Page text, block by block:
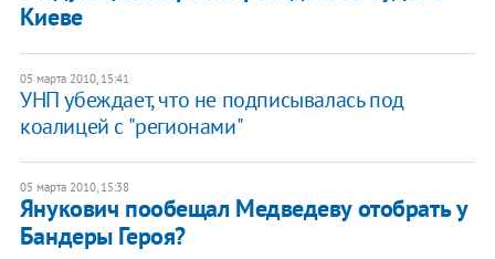
Киеве
05 марта 2010, 15:41
УНП убеждает, что не подписывалась под
коалицей с "регионами"
05 марта 2010, 15:38
Янукович пообещал Медведеву отобрать у
Бандеры Героя?